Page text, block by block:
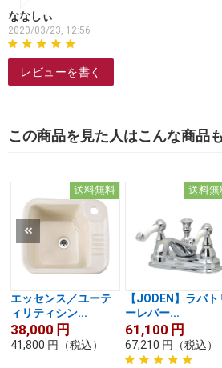
ななしぃ
2020/03/23, 12:56
レビューを書く
この商品を見た人はこんな商品
送料無料
エッセンス／ユーテ
ィリティシン...
38,000 円
41,800 円 （税込）
送料無
【JODEN】ラバト
ーレバー...
61,100 円
67,210 円 （税込）